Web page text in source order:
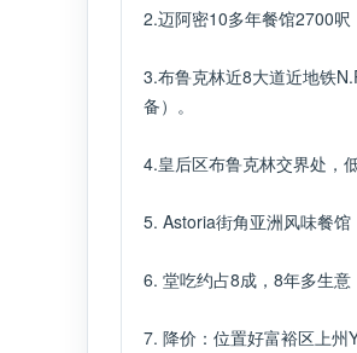
2.迈阿密10多年餐馆2700呎
​3.布鲁克林近8大道近地铁
备）。
4.皇后区布鲁克林交界处，
5. Astoria街角亚洲风味餐馆
6. 堂吃约占8成，8年多生意
7.​ 降价：位置好富裕区上州